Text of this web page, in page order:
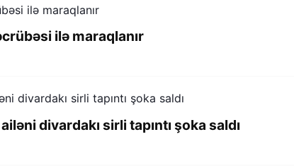
ilə maraqlanır
divardakı sirli tapıntı şoka saldı